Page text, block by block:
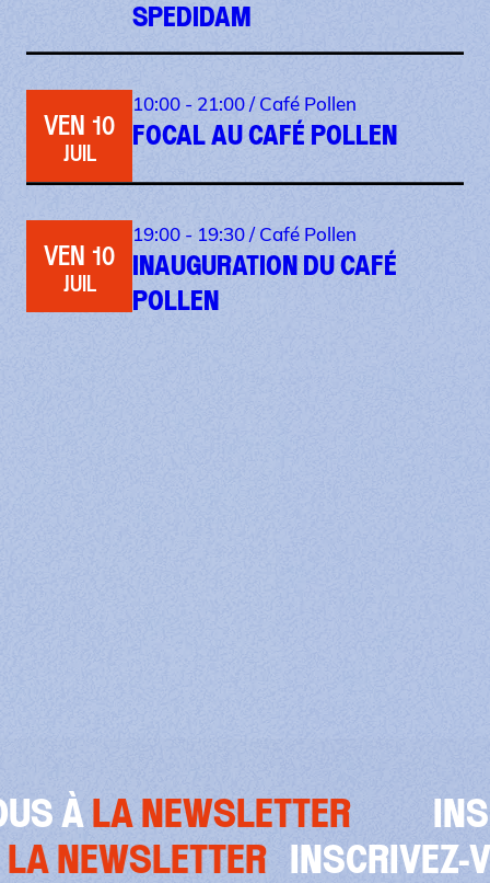
SPEDIDAM
VEN 10
JUIL
10:00 - 21:00 /Café Pollen
FOCAL AU CAFÉ POLLEN
VEN 10
JUIL
19:00 - 19:30 /Café Pollen
INAUGURATION DU CAFÉ
POLLEN
INSCRIVEZ-VOUS À
VOUS ÀLA